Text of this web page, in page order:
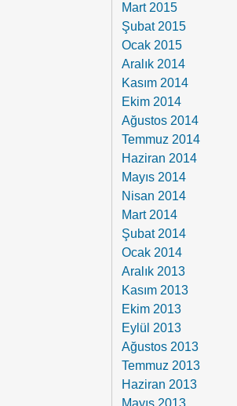
Mart 2015
Şubat 2015
Ocak 2015
Aralık 2014
Kasım 2014
Ekim 2014
Ağustos 2014
Temmuz 2014
Haziran 2014
Mayıs 2014
Nisan 2014
Mart 2014
Şubat 2014
Ocak 2014
Aralık 2013
Kasım 2013
Ekim 2013
Eylül 2013
Ağustos 2013
Temmuz 2013
Haziran 2013
Mayıs 2013